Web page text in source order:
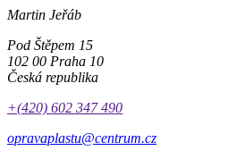
Martin Jeřáb
Pod Štěpem 15
102 00 Praha 10
Česká republika
+(420) 602 347 490
opravaplastu@centrum.cz